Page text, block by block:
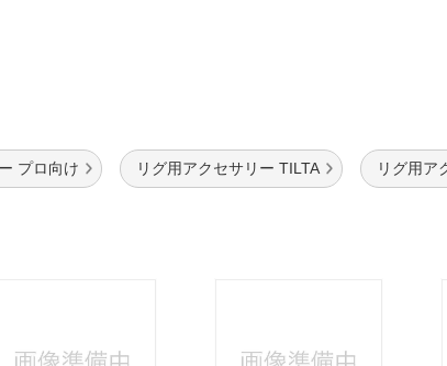
プロ向け リグ用アクセサリー TILTA リグ用ア